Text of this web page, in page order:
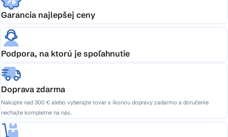
Garancia najlepšej ceny
Podpora, na ktorú je spoľahnutie
Doprava zdarma
Nakúpte nad 300 € alebo vyberajte tovar s ikonou dopravy zadarmo a doručenie
nechajte kompletne na nás.